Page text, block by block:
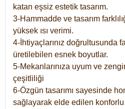
katan eşsiz estetik tasarım.
3-Hammadde ve tasarım
yüksek ısı verimi.
4-İhtiyaçlarınız doğrultusunda
üretilebilen esnek boyutlar.
5-Mekanlarınıza uyum ve
çeşitliliği
6-Özgün tasarımı sayesinde
sağlayarak elde edilen konforlu